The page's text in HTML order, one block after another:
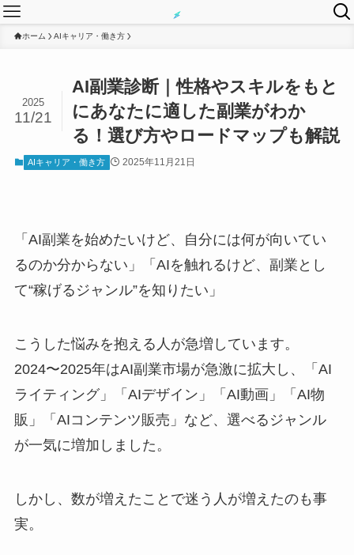
ホーム AIキャリア・働き方
AI副業診断｜性格やスキルをもと
にあなたに適した副業がわか
る！選び方やロードマップも解説
2025
11/21
AIキャリア・働き方 2025年11月21日
「AI副業を始めたいけど、自分には何が向いてい
るのか分からない」「AIを触れるけど、副業とし
て“稼げるジャンル”を知りたい」
こうした悩みを抱える人が急増しています。
2024〜2025年はAI副業市場が急激に拡大し、「AI
ライティング」「AIデザイン」「AI動画」「AI物
販」「AIコンテンツ販売」など、選べるジャンル
が一気に増加しました。
しかし、数が増えたことで迷う人が増えたのも事
実。